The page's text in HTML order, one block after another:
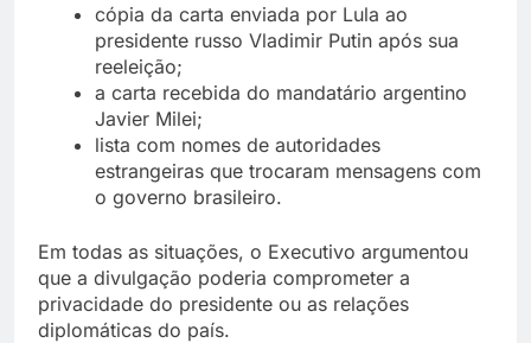
cópia da carta enviada por Lula ao
presidente russo Vladimir Putin após sua
reeleição;
a carta recebida do mandatário argentino
Javier Milei;
lista com nomes de autoridades
estrangeiras que trocaram mensagens com
o governo brasileiro.
Em todas as situações, o Executivo argumentou
que a divulgação poderia comprometer a
privacidade do presidente ou as relações
diplomáticas do país.